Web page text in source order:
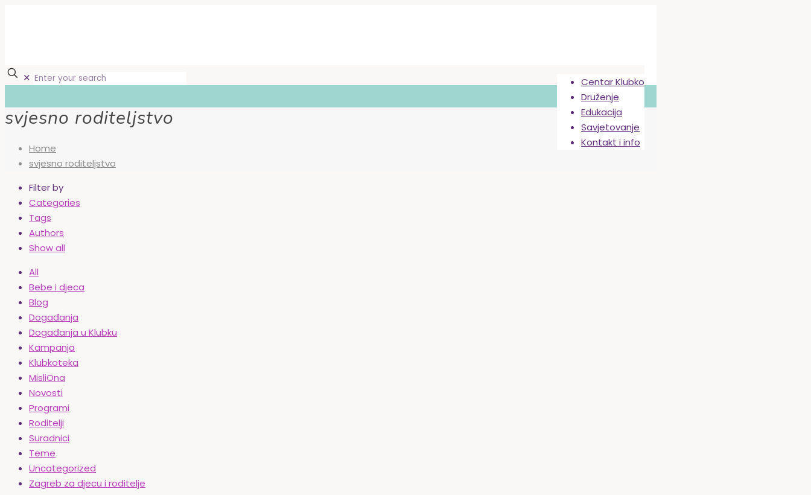
Centar Klubko
Druženje
Edukacija
Savjetovanje
Kontakt i info
✕
svjesno roditeljstvo
Home
svjesno roditeljstvo
Filter by
Categories
Tags
Authors
Show all
All
Bebe i djeca
Blog
Događanja
Događanja u Klubku
Kampanja
Klubkoteka
MisliOna
Novosti
Programi
Roditelji
Suradnici
Teme
Uncategorized
Zagreb za djecu i roditelje